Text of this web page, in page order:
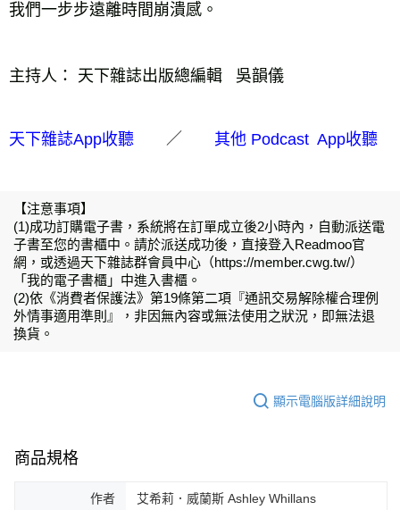
我們一步步遠離時間崩潰感。
主持人 ： 天下雜誌出版總編輯   吳韻儀
天下雜誌App收聽 ／ 其他 Podcast App收聽
【注意事項】
(1)成功訂購電子書，系統將在訂單成立後2小時內，自動派送電
子書至您的書櫃中。請於派送成功後，直接登入Readmoo官
網，或透過天下雜誌群會員中心（https://member.cwg.tw/）
「我的電子書櫃」中進入書櫃。
(2)依《消費者保護法》第19條第二項『通訊交易解除權合理例
外情事適用準則』，非因無內容或無法使用之狀況，即無法退
換貨。
顯示電腦版詳細說明
商品規格
作者 艾希莉．威蘭斯 Ashley Whillans